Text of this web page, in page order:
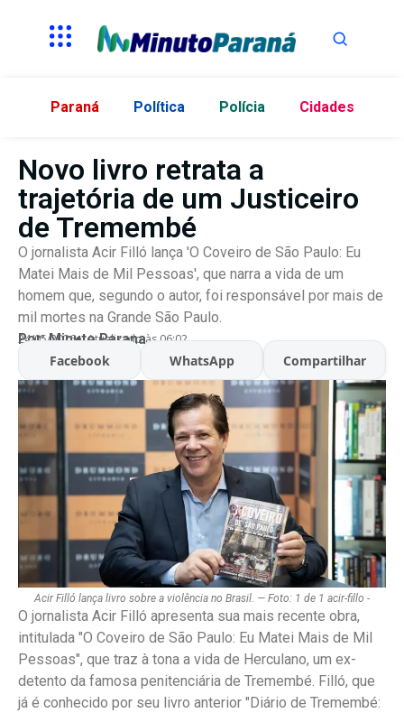
Paraná Política Polícia Cidades
Novo livro retrata a
trajetória de um Justiceiro
de Tremembé
O jornalista Acir Filló lança 'O Coveiro de São Paulo: Eu
Matei Mais de Mil Pessoas', que narra a vida de um
homem que, segundo o autor, foi responsável por mais de
mil mortes na Grande São Paulo.
Por:Minuto Parana
24/05/2026 Atualizado às 06:02
Facebook WhatsApp Compartilhar
Acir Filló lança livro sobre a violência no Brasil. — Foto: 1 de 1 acir-fillo -
O jornalista Acir Filló apresenta sua mais recente obra,
intitulada "O Coveiro de São Paulo: Eu Matei Mais de Mil
Pessoas", que traz à tona a vida de Herculano, um ex-
detento da famosa penitenciária de Tremembé. Filló, que
já é conhecido por seu livro anterior "Diário de Tremembé: